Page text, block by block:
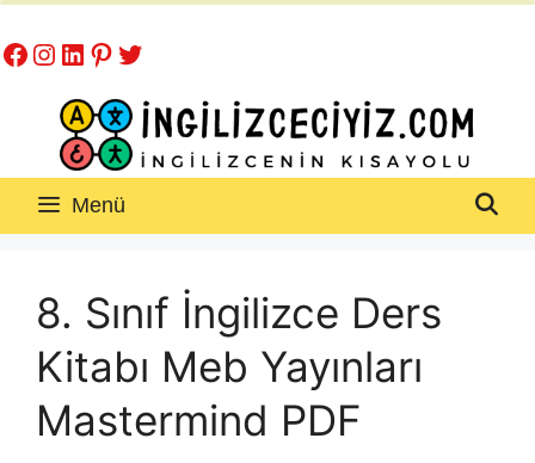
atla
Facebook
Instagram
LinkedIn
Pinterest
Twitter
Menü
8. Sınıf İngilizce Ders
Kitabı Meb Yayınları
Mastermind PDF